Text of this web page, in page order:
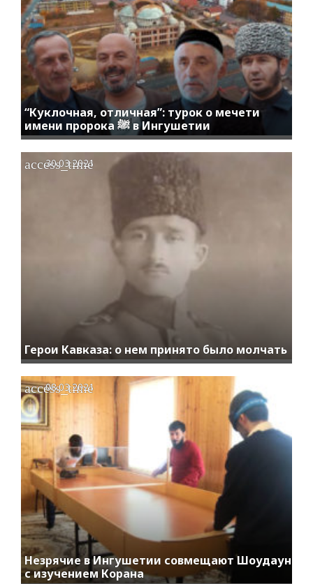
“Куклочная, отличная”: турок о мечети
имени пророка ﷺ в Ингушетии
Герои Кавказа: о нем принято было молчать
access_time
30.03.2021
Незрячие в Ингушетии совмещают Шоудаун
с изучением Корана
access_time
08.03.2021